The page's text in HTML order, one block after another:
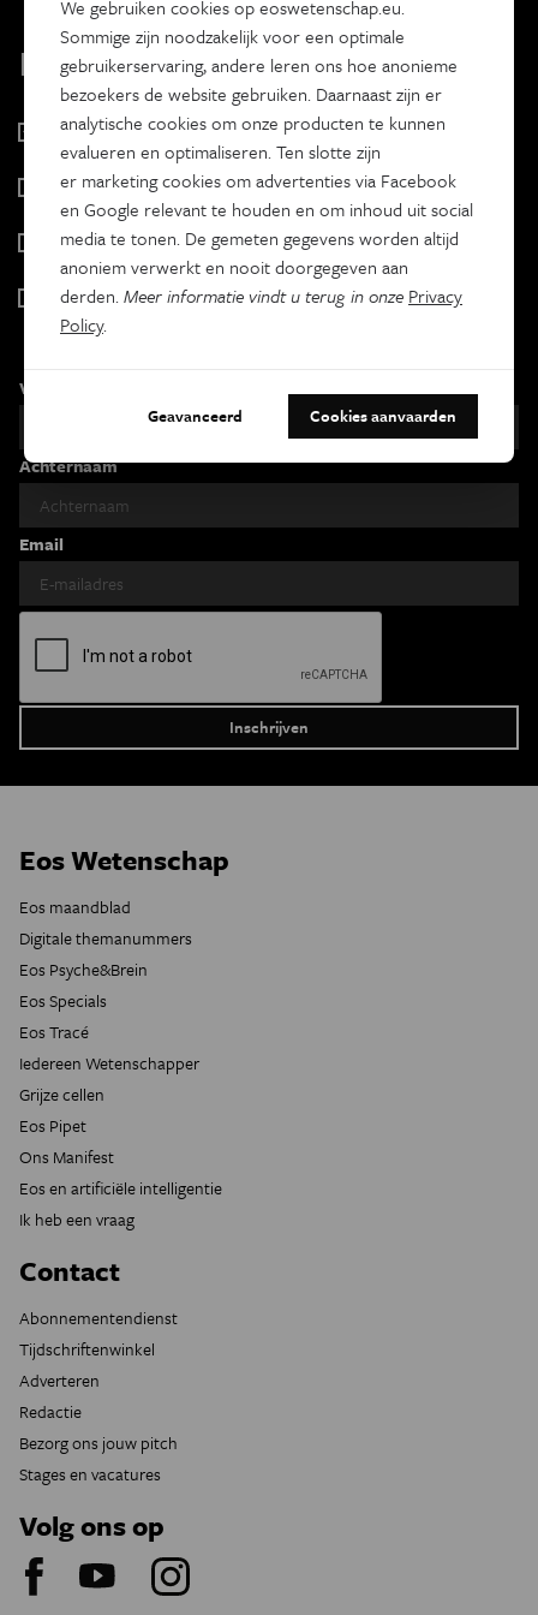
Kies je nieuwsbrief
Eos Wetenschap
2 x week
Tracé
Wekelijks
Psyche & brein
Tweewekelijks
Iedereen wetenschapper
Maandelijks
Voornaam
Achternaam
Email
Eos Wetenschap
Eos maandblad
Digitale themanummers
Eos Psyche&Brein
Eos Specials
Eos Tracé
Iedereen Wetenschapper
Grijze cellen
Eos Pipet
Ons Manifest
Eos en artificiële intelligentie
Ik heb een vraag
Contact
Abonnementendienst
Tijdschriftenwinkel
Adverteren
Redactie
Bezorg ons jouw pitch
Stages en vacatures
Volg ons op
We gebruiken cookies op eoswetenschap.eu.
Sommige zijn noodzakelijk voor een optimale
gebruikerservaring, andere leren ons hoe anonieme
bezoekers de website gebruiken. Daarnaast zijn er
analytische cookies om onze producten te kunnen
evalueren en optimaliseren. Ten slotte zijn
er marketing cookies om advertenties via Facebook
en Google relevant te houden en om inhoud uit social
media te tonen. De gemeten gegevens worden altijd
anoniem verwerkt en nooit doorgegeven aan
derden.Meer informatie vindt u terug in onze Privacy
Policy.
Geavanceerd Cookies aanvaarden